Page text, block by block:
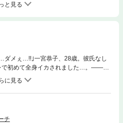
と見る
メぇ…!!｣一宮恭子、28歳。彼氏なし
で初めて全身イカされました…。――酔
た私。トロトロに癒された翌日、ナン
た!? ｢あんなにイッたの、俺初めてな
棒でカラダ中が沸騰しそう。ズチュヌ
止まらない…。だけど、彼が私に近づ
チ